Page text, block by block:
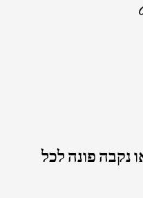
נקבה פונה לכל